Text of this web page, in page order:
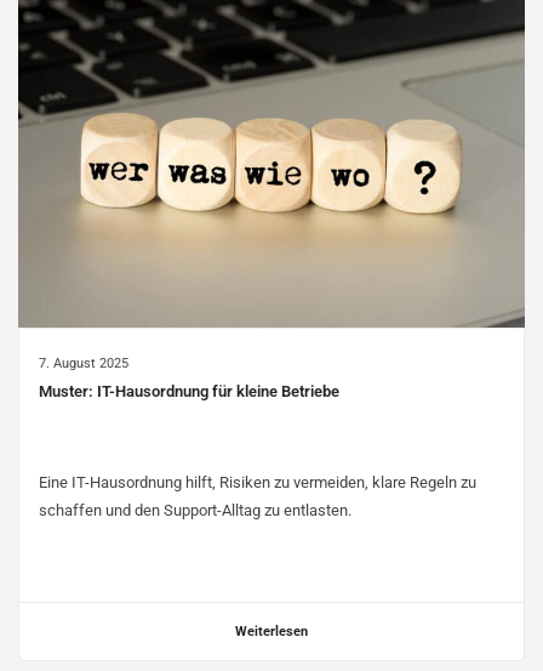
7. August 2025
Muster: IT-Hausordnung für kleine Betriebe
Eine IT-Hausordnung hilft, Risiken zu vermeiden, klare Regeln zu
schaffen und den Support-Alltag zu entlasten.
Weiterlesen